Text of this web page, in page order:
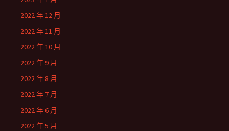
2022 年 12 月
2022 年 11 月
2022 年 10 月
2022 年 9 月
2022 年 8 月
2022 年 7 月
2022 年 6 月
2022 年 5 月